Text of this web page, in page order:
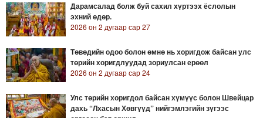
Дарамсалад болж буй сахил хүртээх ёслолын
эхний өдөр.
2026 он 2 дугаар сар 27
Төвөдийн одоо болон өмнө нь хоригдож байсан улс
төрийн хоригдлуудад зориулсан ерөөл
2026 он 2 дугаар сар 24
Улс төрийн хоригдол байсан хүмүүс болон Швейцар
дахь “Лхасын Хөвгүүд” нийгэмлэгийн зүгээс